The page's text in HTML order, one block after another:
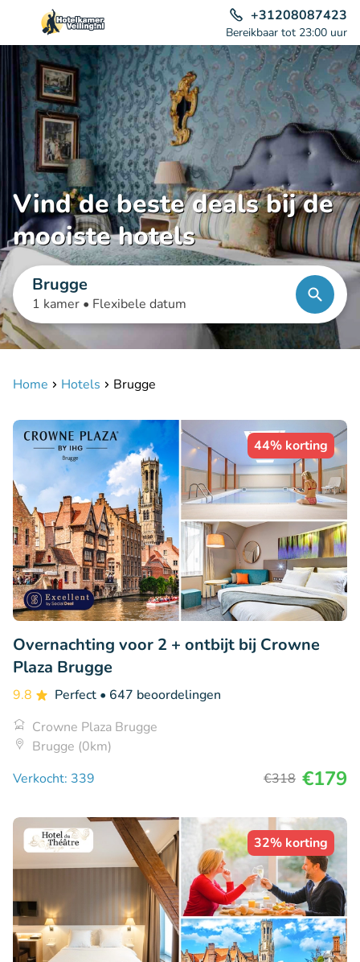
+31208087423
Bereikbaar tot 23:00 uur
Vind de beste deals bij de
mooiste hotels
Brugge
1 kamer • Flexibele datum
Home Hotels Brugge
44% korting
Overnachting voor 2 + ontbijt bij Crowne
Plaza Brugge
9.8 Perfect • 647 beoordelingen
Crowne Plaza Brugge
Brugge (0km)
Verkocht: 339
€318 €179
32% korting